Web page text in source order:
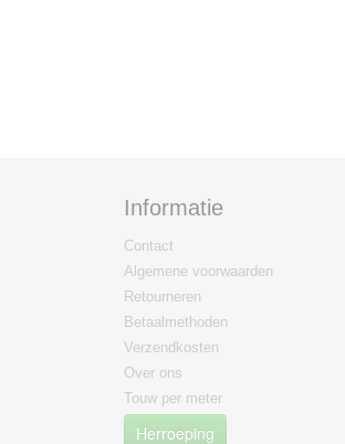
Informatie
Contact
Algemene voorwaarden
Retourneren
Betaalmethoden
Verzendkosten
Over ons
Touw per meter
Herroeping